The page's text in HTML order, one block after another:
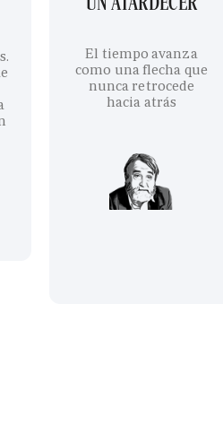
El tiempo avanza
como una flecha que
nunca retrocede
hacia atrás